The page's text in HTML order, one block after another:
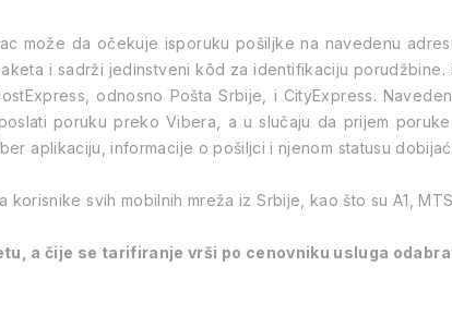
može da očekuje isporuku pošiljke na navedenu
i sadrži jedinstveni kôd za identifikaciju porudžbine.
odnosno Pošta Srbije, i CityExpress.
poruku preko Vibera, a u slučaju da prijem
aplikaciju, informacije o pošiljci i njenom statusu
svih mobilnih mreža iz Srbije, kao što su A1,
a čije se tarifiranje vrši po cenovniku usluga